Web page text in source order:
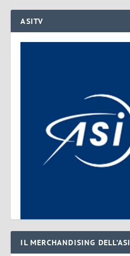
ASITV
IL MERCHANDISING DELL’ASI